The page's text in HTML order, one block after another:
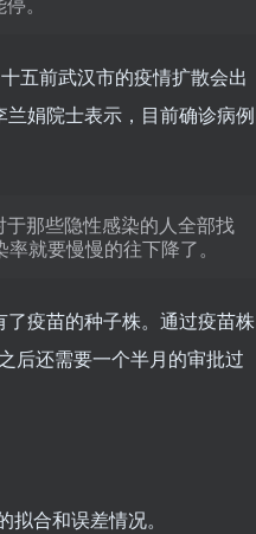
五前武汉市的疫情扩散会出
娟院士表示，目前确诊病例
那些隐性感染的人全部找
就要慢慢的往下降了。
疫苗的种子株。通过疫苗株
后还需要一个半月的审批过
合和误差情况。